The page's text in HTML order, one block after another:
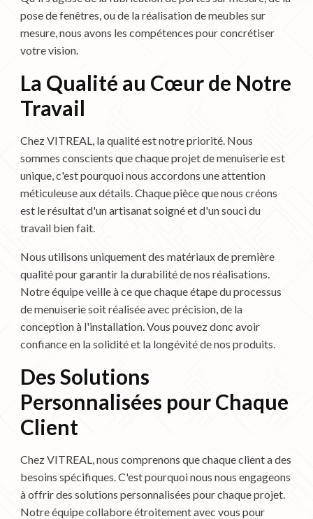
pose de fenêtres, ou de la réalisation de meubles sur
mesure, nous avons les compétences pour concrétiser
votre vision.
La Qualité au Cœur de Notre
Travail
Chez VITREAL, la qualité est notre priorité. Nous
sommes conscients que chaque projet de menuiserie est
unique, c'est pourquoi nous accordons une attention
méticuleuse aux détails. Chaque pièce que nous créons
est le résultat d'un artisanat soigné et d'un souci du
travail bien fait.
Nous utilisons uniquement des matériaux de première
qualité pour garantir la durabilité de nos réalisations.
Notre équipe veille à ce que chaque étape du processus
de menuiserie soit réalisée avec précision, de la
conception à l'installation. Vous pouvez donc avoir
confiance en la solidité et la longévité de nos produits.
Des Solutions
Personnalisées pour Chaque
Client
Chez VITREAL, nous comprenons que chaque client a des
besoins spécifiques. C'est pourquoi nous nous engageons
à offrir des solutions personnalisées pour chaque projet.
Notre équipe collabore étroitement avec vous pour